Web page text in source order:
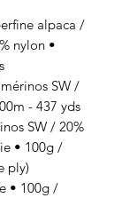
alpaca /
nylon •
SW /
- 437 yds
SW / 20%
• 100g /
ply)
• 100g /